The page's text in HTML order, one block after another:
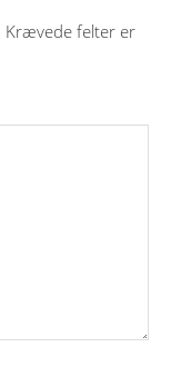
Krævede felter er